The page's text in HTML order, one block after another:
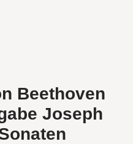
Beethoven
Joseph